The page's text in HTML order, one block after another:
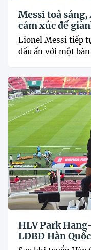
Messi toả
cảm xúc để
Lionel Messi tiếp
dấu ấn với một
HLV Park
LĐBĐ Hàn